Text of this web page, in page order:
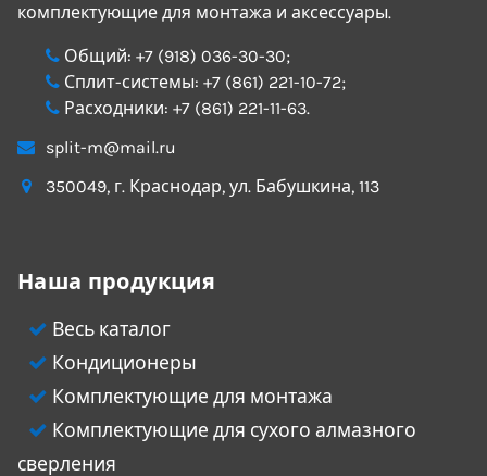
комплектующие для монтажа и аксессуары.
Общий: +7 (918) 036-30-30;
Сплит-системы: +7 (861) 221-10-72;
Расходники: +7 (861) 221-11-63.
split-m@mail.ru
350049, г. Краснодар, ул. Бабушкина, 113
Наша продукция
Весь каталог
Кондиционеры
Комплектующие для монтажа
Комплектующие для сухого алмазного
сверления